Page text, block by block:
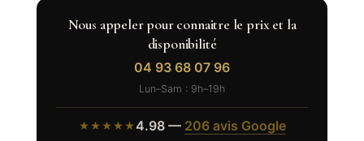
Nous appeler pour connaitre le prix et la
disponibilité
04 93 68 07 96
Lun–Sam : 9h–19h
★★★★★ 4.98 — 206 avis Google